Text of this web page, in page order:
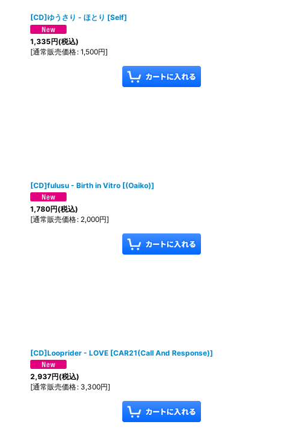
[CD]ゆうさり - ほとり [Self]
1,335円(税込)
[通常販売価格: 1,500円]
[CD]fulusu - Birth in Vitro [(Oaiko)]
1,780円(税込)
[通常販売価格: 2,000円]
[CD]Looprider - LOVE [CAR21(Call And Response)]
2,937円(税込)
[通常販売価格: 3,300円]